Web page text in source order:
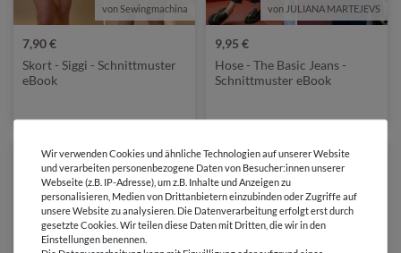
von Sewingmachina
7,90 €
Skort - Siggi - Schnittmuster
eBook
von JULIANA MARTEJEVS
9,95 €
Hose - The Basic Jeans -
Schnittmuster eBook
Wir verwenden Cookies und ähnliche Technologien auf unserer Website
und verarbeiten personenbezogene Daten von Besucher:innen unserer
Webseite (z.B. IP-Adresse), um z.B. Inhalte und Anzeigen zu
personalisieren, Medien von Drittanbietern einzubinden oder Zugriffe auf
unsere Website zu analysieren. Die Datenverarbeitung erfolgt erst durch
gesetzte Cookies. Wir teilen diese Daten mit Dritten, die wir in den
Einstellungen benennen.